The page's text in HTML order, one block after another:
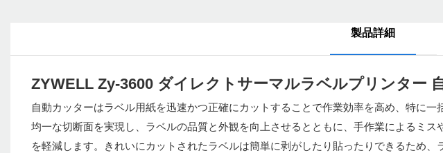
製品詳細
ZYWELL Zy-3600 ダイレクトサーマルラベルプリンター
自動カッターはラベル用紙を迅速かつ正確にカットすることで作業効率を高め、特に
均一な切断面を実現し、ラベルの品質と外観を向上させるとともに、手作業によるミ
を軽減します。きれいにカットされたラベルは簡単に剥がしたり貼ったりできるため、